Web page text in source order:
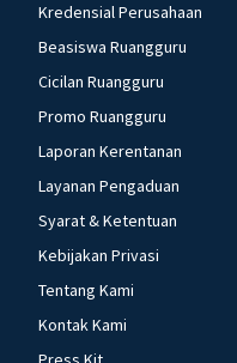
Kredensial Perusahaan
Beasiswa Ruangguru
Cicilan Ruangguru
Promo Ruangguru
Laporan Kerentanan
Layanan Pengaduan
Syarat & Ketentuan
Kebijakan Privasi
Tentang Kami
Kontak Kami